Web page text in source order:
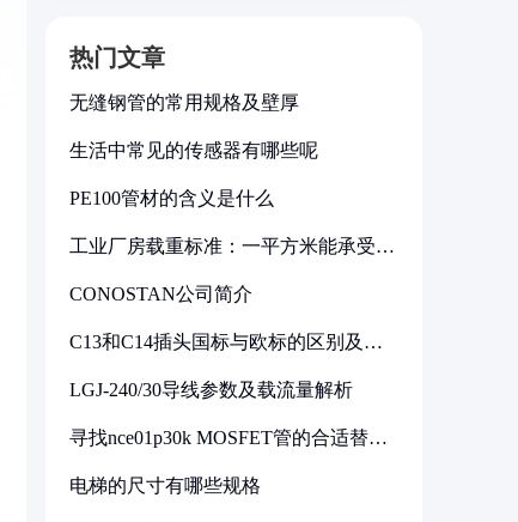
热门文章
无缝钢管的常用规格及壁厚
生活中常见的传感器有哪些呢
PE100管材的含义是什么
工业厂房载重标准：一平方米能承受多
CONOSTAN公司简介
C13和C14插头国标与欧标的区别及其
LGJ-240/30导线参数及载流量解析
寻找nce01p30k MOSFET管的合适替代
电梯的尺寸有哪些规格